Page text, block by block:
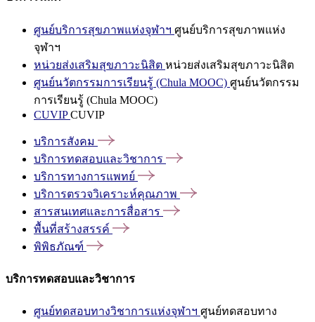
ศูนย์บริการสุขภาพแห่งจุฬาฯ ศูนย์บริการสุขภาพแห่ง
จุฬาฯ
หน่วยส่งเสริมสุขภาวะนิสิต หน่วยส่งเสริมสุขภาวะนิสิต
ศูนย์นวัตกรรมการเรียนรู้ (Chula MOOC) ศูนย์นวัตกรรม
การเรียนรู้ (Chula MOOC)
CUVIPCUVIP
บริการสังคม
บริการทดสอบและวิชาการ
บริการทางการแพทย์
บริการตรวจวิเคราะห์คุณภาพ
สารสนเทศและการสื่อสาร
พื้นที่สร้างสรรค์
พิพิธภัณฑ์
บริการทดสอบและวิชาการ
ศูนย์ทดสอบทางวิชาการแห่งจุฬาฯ ศูนย์ทดสอบทาง